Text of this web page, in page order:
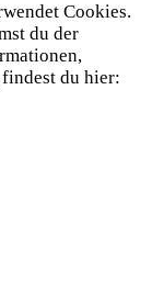
Cookies.
du der
du hier: